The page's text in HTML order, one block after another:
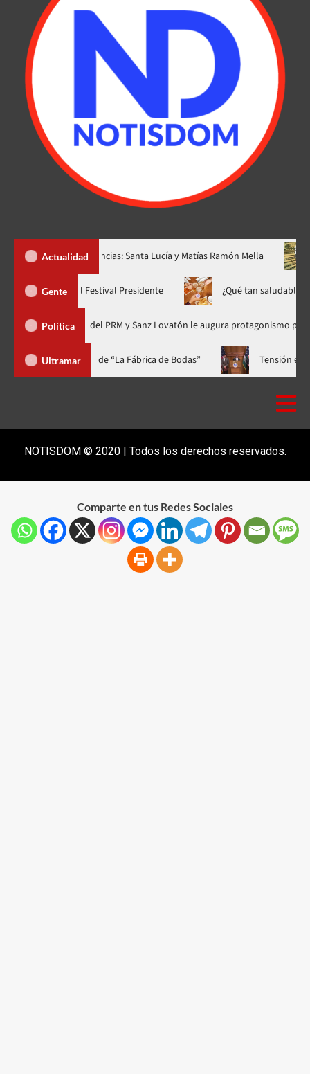
Actualidad
provincias: Santa Lucía y Matías Ramón Mella Dólar
Gente
Yiyo Sarante se suma al Festival Presidente ¿Qué tan
Política
del PRM y Sanz Lovatón le augura protagonismo político
Ultramar
a casa llena y el estreno mundial de “La Fábrica de Bodas”
NOTISDOM © 2020 | Todos los derechos reservados.
Comparte en tus Redes Sociales